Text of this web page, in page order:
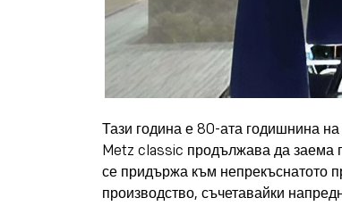
Тази година е 80-ата годишнина
Metz classic продължава да заема
се придържа към непрекъснатото
производство, съчетавайки